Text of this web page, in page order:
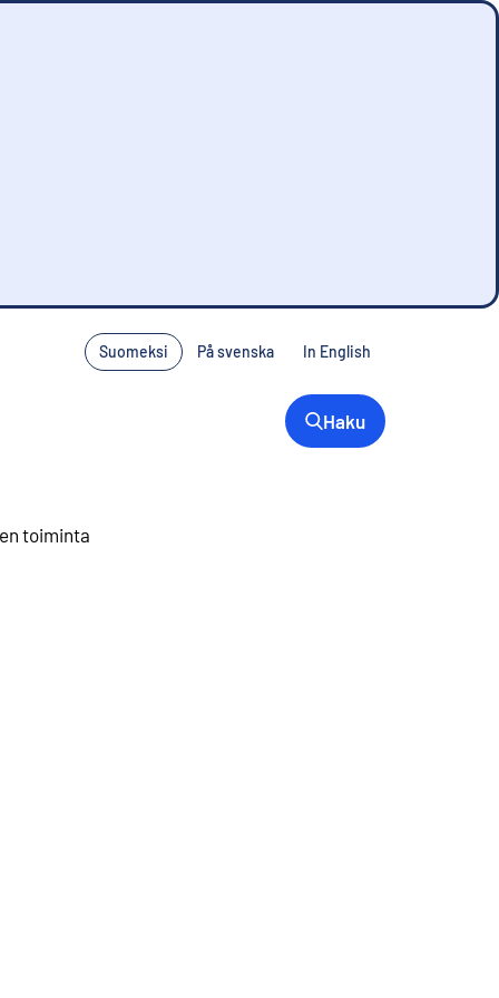
Suomeksi På svenska In English
Haku
toiminta